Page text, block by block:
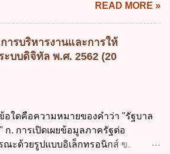
าณ พ.ศ. 2561 2. นายกรัฐมนตรีเป็นผู้
ารตามพระราช บัญญัติวิธีการงบ
ณ พ.ศ. 2561 3. รัฐมนตรีว่าการ
วงการคลัง เป็นผู้รักษาการตามพระ
สและตรวจสอบได้ ข้อ 4. พระราช
ธีการงบประมาณ พ.ศ. 2561 บัญญัติ
บริหา...
ฐกิจ ค. หลักการพัฒนาทางเศรษฐกิจ
งยืน ง. หลักความเป็นธรรมในสังคม ข้อ
วนหนี้สาธารณะต่อผลิตภัณฑ์มวลรวม
ะเทศเพื่อใช้เป็นกรอบในการบริหารหนี้
ณะเป็นไปตามข้อใด ก. ไม่เกินร้อยละ 5
ยละ 60 ข้อ 3 กฎหมายว่าด้วยวินัยการ
ยที่ให้จัดเก็บภาษีอากรหรือค่า
นียมเพิ่มขึ้นจากที่กำหนดไว้ในกฎหมาย
รนำไปใช้จ่ายตามวัตถุประสงค์หรือเพื่อ
READ MORE »
ารบริหารงานและการให้
ะบบดิจิทัล พ.ศ. 2562 (20
อใดคือความหมายของคำว่า "รัฐบาล
ก. การเปิดเผยข้อมูลภาครัฐต่อ
ณะด้วยรูปแบบอิเล็กทรอนิกส์ ข.